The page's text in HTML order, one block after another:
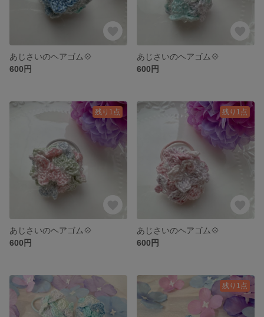
あじさいのヘアゴム💠
600円
あじさいのヘアゴム💠
600円
残り1点
あじさいのヘアゴム💠
600円
残り1点
あじさいのヘアゴム💠
600円
残り1点